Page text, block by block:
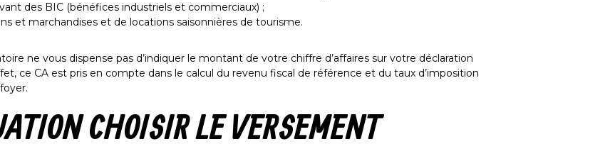
des BIC (bénéfices industriels et commerciaux) ;
et marchandises et de locations saisonnières de tourisme.
ne vous dispense pas d’indiquer le montant de votre chiffre d’affaires sur votre déclaration
ce CA est pris en compte dans le calcul du revenu fiscal de référence et du taux d’imposition
CHOISIR LE VERSEMENT